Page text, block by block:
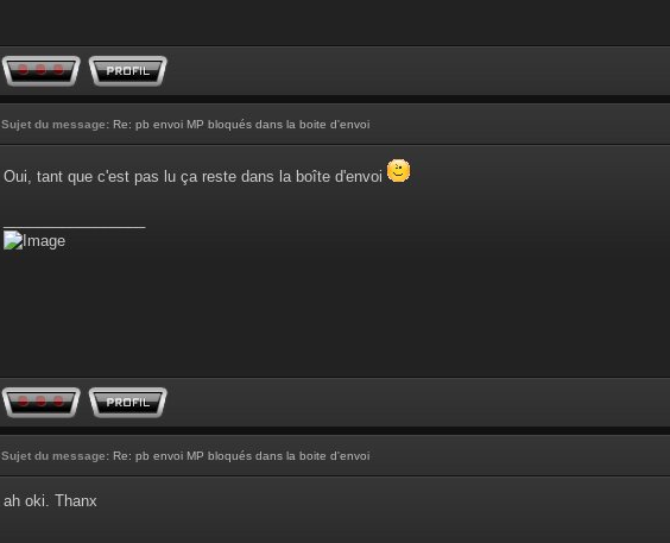
Sujet du message: Re: pb envoi MP bloqués dans la boite d'envoi
Oui, tant que c'est pas lu ça reste dans la boîte d'envoi
Sujet du message: Re: pb envoi MP bloqués dans la boite d'envoi
ah oki. Thanx